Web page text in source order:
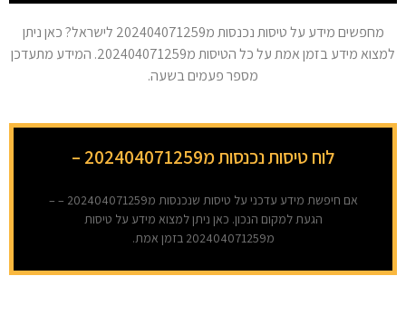
מחפשים מידע על טיסות נכנסות מ202404071259 לישראל? כאן ניתן
למצוא מידע בזמן אמת על כל הטיסות מ202404071259. המידע מתעדכן
מספר פעמים בשעה.
לוח טיסות נכנסות מ202404071259 –
אם חיפשת מידע עדכני על טיסות שנכנסות מ202404071259 – –
הגעת למקום הנכון. כאן ניתן למצוא מידע על טיסות
מ202404071259 בזמן אמת.